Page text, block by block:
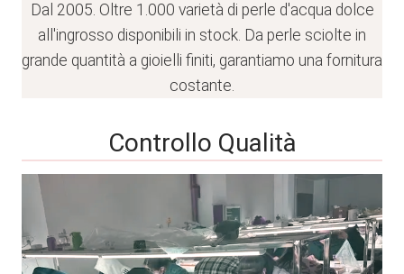
Dal 2005. Oltre 1.000 varietà di perle d'acqua dolce
all'ingrosso disponibili in stock. Da perle sciolte in
grande quantità a gioielli finiti, garantiamo una fornitura
costante.
Controllo Qualità